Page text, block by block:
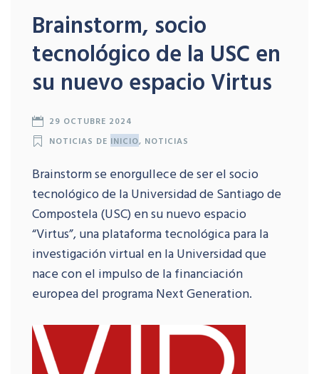
Brainstorm, socio
tecnológico de la USC en
su nuevo espacio Virtus
29 OCTUBRE 2024
NOTICIAS DE INICIO, NOTICIAS
Brainstorm se enorgullece de ser el socio
tecnológico de la Universidad de Santiago de
Compostela (USC) en su nuevo espacio
“Virtus”, una plataforma tecnológica para la
investigación virtual en la Universidad que
nace con el impulso de la financiación
europea del programa Next Generation.